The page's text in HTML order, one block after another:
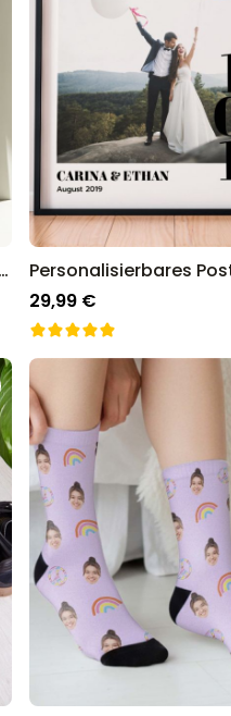
Personalisierbares Poster mit 8 Fotos und Text
29,99 €